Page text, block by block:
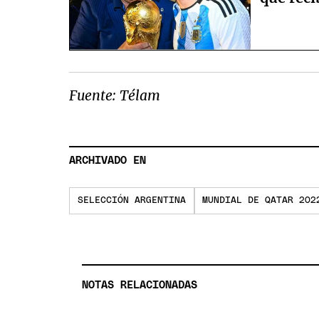
Fuente: Télam
ARCHIVADO EN
SELECCIÓN ARGENTINA MUNDIAL DE QATAR
NOTAS RELACIONADAS